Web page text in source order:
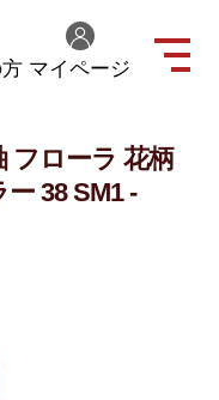
マイページ
フローラ 花柄
38 SM1 -